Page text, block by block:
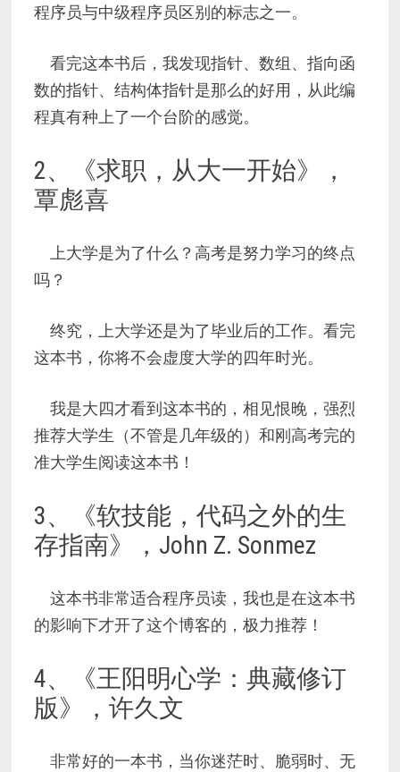
程序员与中级程序员区别的标志之一。
看完这本书后，我发现指针、数组、指向函
数的指针、结构体指针是那么的好用，从此编
程真有种上了一个台阶的感觉。
2、《求职，从大一开始》，
覃彪喜
上大学是为了什么？高考是努力学习的终点
吗？
终究，上大学还是为了毕业后的工作。看完
这本书，你将不会虚度大学的四年时光。
我是大四才看到这本书的，相见恨晚，强烈
推荐大学生（不管是几年级的）和刚高考完的
准大学生阅读这本书！
3、《软技能，代码之外的生
存指南》，John Z. Sonmez
这本书非常适合程序员读，我也是在这本书
的影响下才开了这个博客的，极力推荐！
4、《王阳明心学：典藏修订
版》，许久文
非常好的一本书，当你迷茫时、脆弱时、无